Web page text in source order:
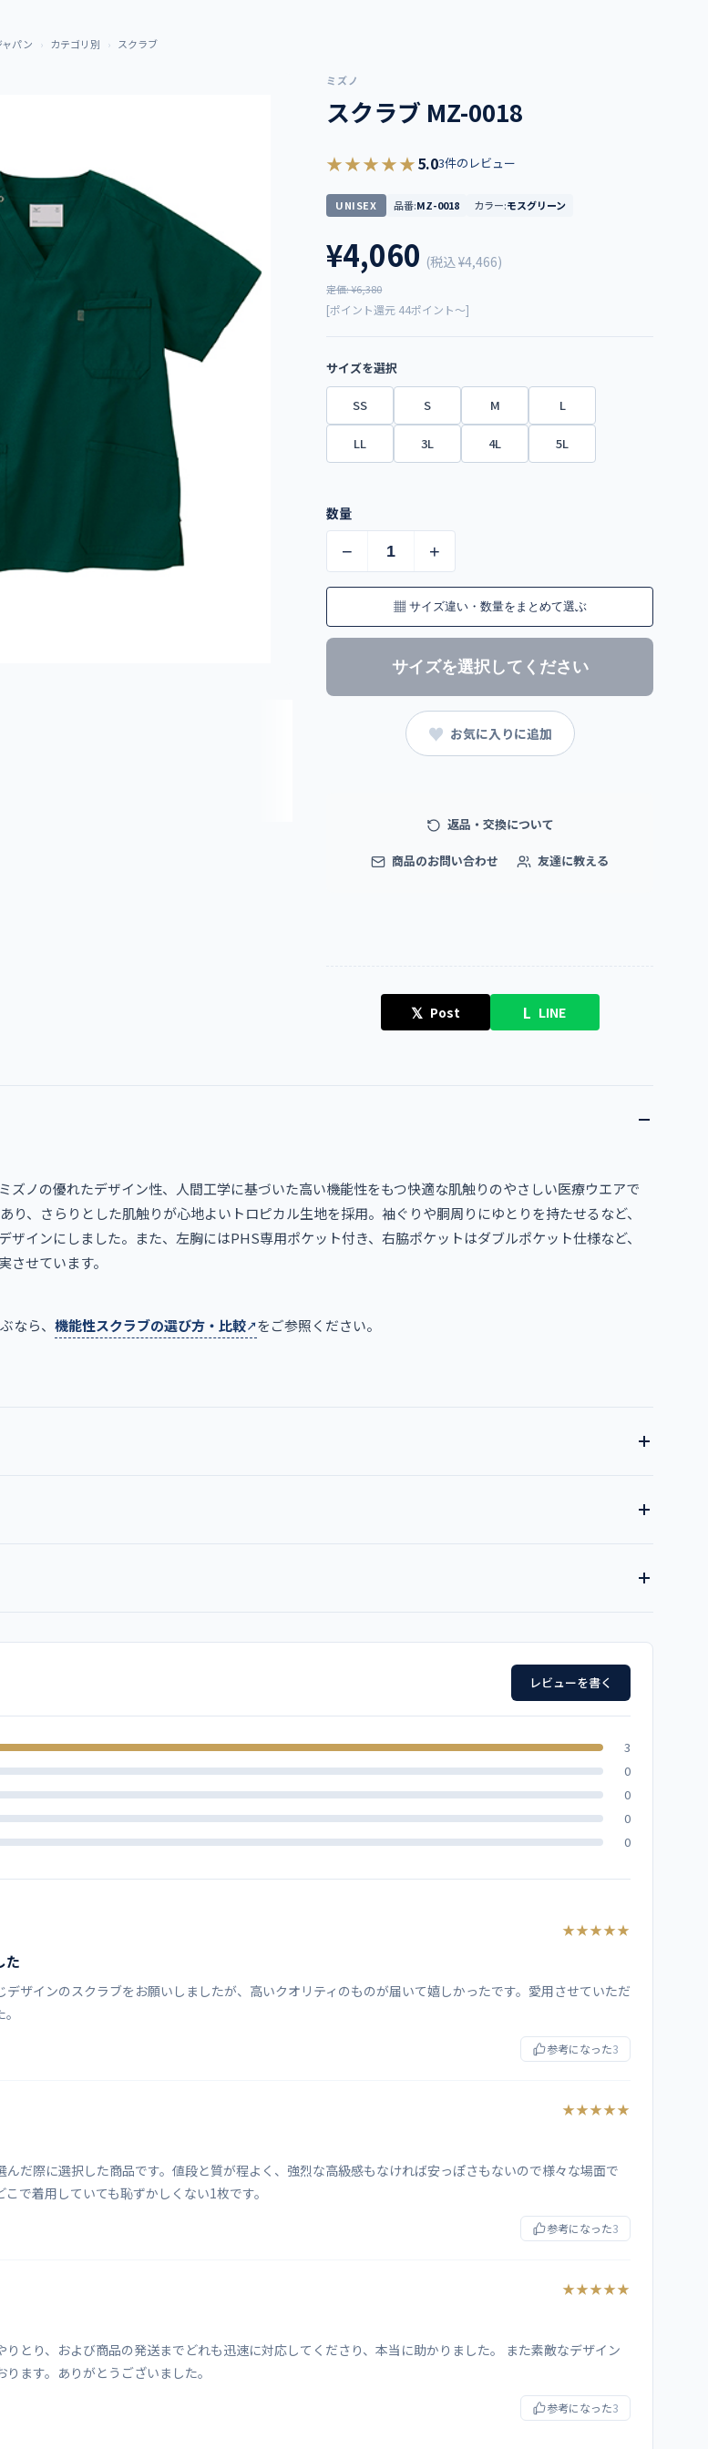
パン カテゴリ別 スクラブ
ミズノ
スクラブ MZ-0018
★★★★★5.03件のレビュー
UNISEX 品番:MZ-0018 カラー:モスグリーン
¥4,060 (税込¥4,466)
定価: ¥6,380
[ポイント還元 44ポイント～]
サイズを選択
SS S M L
LL 3L 4L 5L
数量
− +
▦サイズ違い・数量をまとめて選ぶ
サイズを選択してください
♥ お気に入りに追加
返品・交換について
商品のお問い合わせ 友達に教える
𝕏 Post L LINE
ズノの優れたデザイン性、人間工学に基づいた高い機能性をもつ快適な肌触りのやさしい医療ウエアで
り、さらりとした肌触りが心地よいトロピカル生地を採用。袖ぐりや胴周りにゆとりを持たせるなど、
ザインにしました。また、左胸にはPHS専用ポケット付き、右脇ポケットはダブルポケット仕様など、
させています。
なら、 機能性スクラブの選び方・比較 をご参照ください。
ミズノ
ソフトトロピカル ポリエステル100％
（マチ付）
MZ-0135 男性用スクラブインナー
ホワイト
肩幅 胸囲 着丈 袖丈
19.5
43 102 70 19.5
45 108 73 20
47 114 75 20.5
49 120 77 21
21.5
レビューを書く
3
0
0
0
0
★★★★★
た
ザインのスクラブをお願いしましたが、高いクオリティのものが届いて嬉しかったです。愛用させていただ
参考になった3
★★★★★
だ際に選択した商品です。値段と質が程よく、強烈な高級感もなければ安っぽさもないので様々な場面で
で着用していても恥ずかしくない1枚です。
参考になった3
★★★★★
とり、および商品の発送までどれも迅速に対応してくださり、本当に助かりました。 また素敵なデザイン
ます。ありがとうございました。
参考になった3